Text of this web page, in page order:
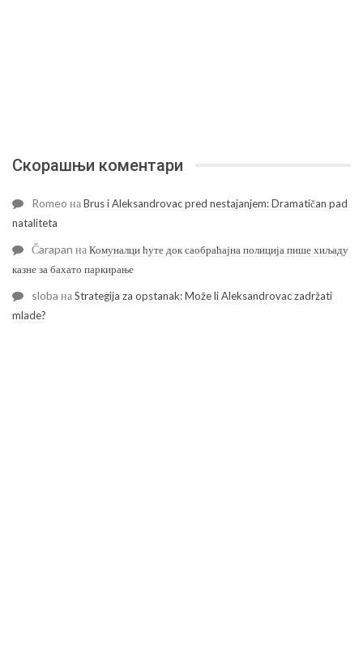
Скорашњи коментари
Romeo наBrus i Aleksandrovac pred nestajanjem: Dramatičan pad
nataliteta
Čarapan наКомуналци ћуте док саобраћајна полиција пише хиљаду
казне за бахато паркирање
sloba наStrategija za opstanak: Može li Aleksandrovac zadržati
mlade?